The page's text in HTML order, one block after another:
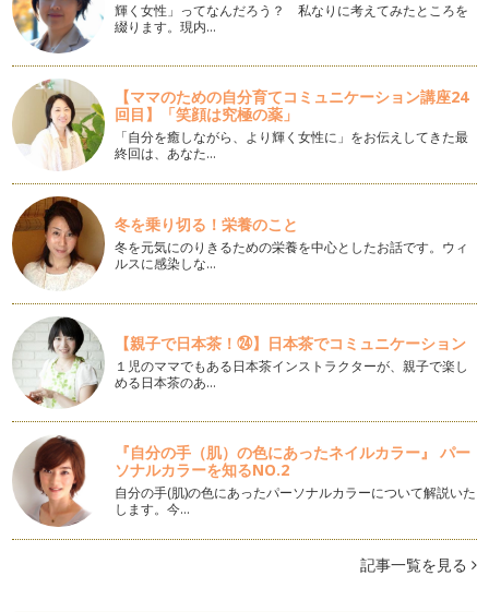
ピーナツバターより欲しいもの
赤ちゃんが泣くと、「どうしたの？お腹すいたの？おむつか
な？」などとママが赤ちゃんの気持ちを…
ママきいて！にどう応える？
保育園や幼稚園、学校の保護者会では「子どもの話を聴いてま
すか？」とよく言われます。ママに話…
子どもの愛が重たい時
明けましておめでとうございます。昨年1年、当コラムをご愛
顧いただきありがとうございます！ …
喜びを2倍に、悲しみを半分に
12月、街はすっかりクリスマスですね。気分がウキウキとハ
イテンションな方もいれば、サンタ業…
なかなか寝ない・起きない子どもになんて言う？
子育てする中で、悩みのネタはたくさんあります。 夜寝な
い・朝起きない・ちゃんと食べ…
子どもがほんとうに言いたかったことは？
「この人、ほんとうに言いたいことは別にあるんじゃない？」
日々のコミュニケーション…
気持ちのコミュニケーション
「もっとコミュニケーションをとったほうがいいのかしら」
輝く女性」ってなんだろう？ 私なりに考えてみたところを
綴ります。現内…
【ママのための自分育てコミュニケーション講座24
回目】「笑顔は究極の薬」
「自分を癒しながら、より輝く女性に」をお伝えしてきた最
終回は、あなた…
冬を乗り切る！栄養のこと
冬を元気にのりきるための栄養を中心としたお話です。ウィ
ルスに感染しな…
【親子で日本茶！㉔】日本茶でコミュニケーション
１児のママでもある日本茶インストラクターが、親子で楽し
める日本茶のあ…
『自分の手（肌）の色にあったネイルカラー』 パー
ソナルカラーを知るNO.2
自分の手(肌)の色にあったパーソナルカラーについて解説いた
します。今…
記事一覧を見る